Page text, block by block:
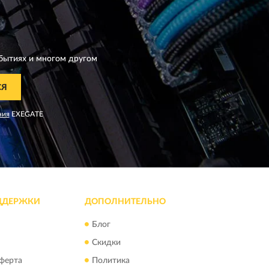
и многом другом
EXEGATE
ДОПОЛНИТЕЛЬНО
Блог
Скидки
Политика